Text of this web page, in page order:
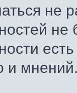
не
не
и